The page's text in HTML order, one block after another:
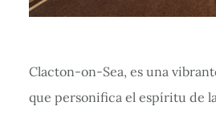
Clacton-on-Sea, es una
que personifica el espíritu de